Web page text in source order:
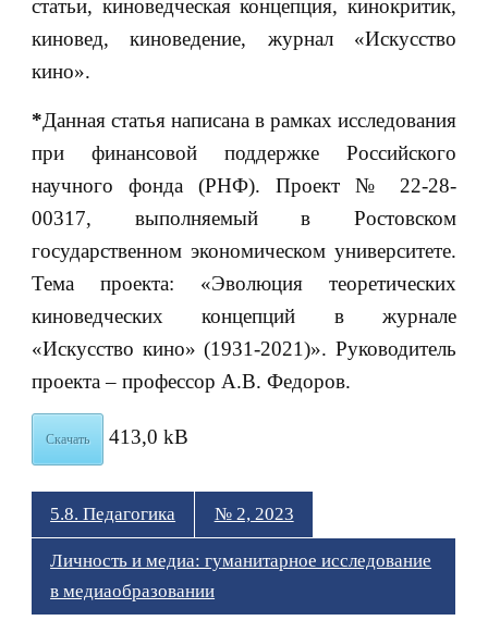
статьи, киноведческая концепция, кинокритик,
киновед, киноведение, журнал «Искусство
кино».
*Данная статья написана в рамках исследования
при финансовой поддержке Российского
научного фонда (РНФ). Проект № 22-28-
00317, выполняемый в Ростовском
государственном экономическом университете.
Тема проекта: «Эволюция теоретических
киноведческих концепций в журнале
«Искусство кино» (1931-2021)». Руководитель
проекта – профессор А.В. Федоров.
Скачать 413,0 kB
5.8. Педагогика № 2, 2023
Личность и медиа: гуманитарное исследование
в медиаобразовании